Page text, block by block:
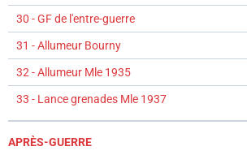
30 - GF de l'entre-guerre
31 - Allumeur Bourny
32 - Allumeur Mle 1935
33 - Lance grenades Mle 1937
APRÈS-GUERRE